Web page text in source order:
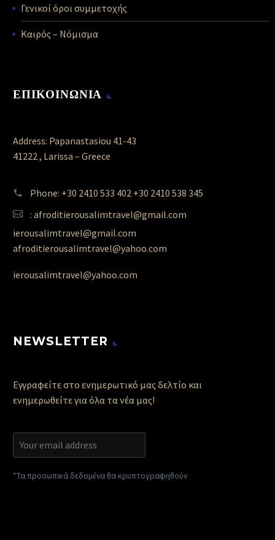
Γενικοί όροι συμμετοχής
Καιρός – Νόμισμα
ΕΠΙΚΟΙΝΩΝΙΑ
Address: Papanastasiou 41-43
41222 , Larissa – Greece
Phone: +30 2410 533 402 +30 2410 538 345
: afroditierousalimtravel@gmail.com
ierousalimtravel@gmail.com
afroditierousalimtravel@yahoo.com
ierousalimtravel@yahoo.com
NEWSLETTER
Εγγραφείτε στο ενημερωτικό μας δελτίο και
ενημερωθείτε για όλα τα νέα μας!
*Τα προσωπικά δεδομένα θα κρυπτογραφηθούν